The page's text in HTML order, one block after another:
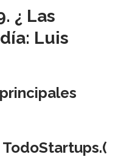
¿ Las
Luis
TodoStartups.(